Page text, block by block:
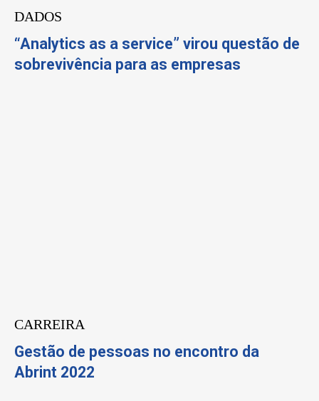
DADOS
“Analytics as a service” virou questão de
sobrevivência para as empresas
CARREIRA
Gestão de pessoas no encontro da
Abrint 2022